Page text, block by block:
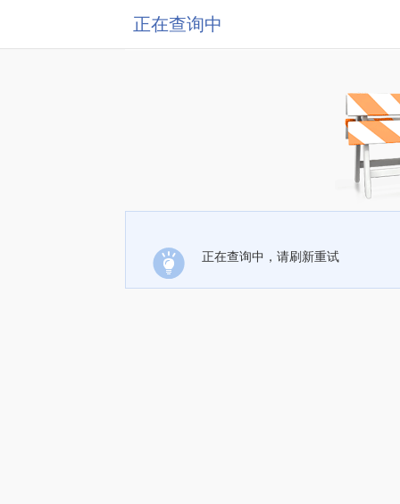
正在查询中
正在查询中，请刷新重试